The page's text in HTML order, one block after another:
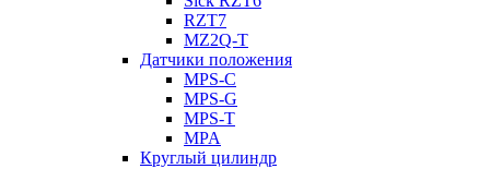
RZT7
MZ2Q-T
Датчики положения
MPS-C
MPS-G
MPS-T
MPA
Круглый цилиндр